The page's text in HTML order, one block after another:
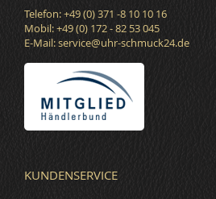
Telefon: +49 (0) 371 -8 10 10 16
Mobil: +49 (0) 172 - 82 53 045
E-Mail:service@uhr-schmuck24.de
KUNDENSERVICE